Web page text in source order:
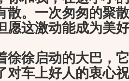
散。一次匆匆的聚
愿这激动能成为美
徐启动的大巴，
对车上好人的衷心